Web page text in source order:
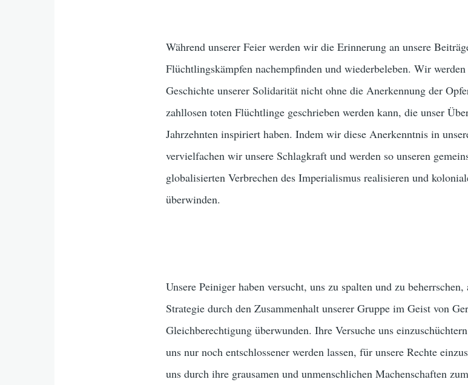
Während unserer Feier werden wir die Erinnerung an unsere
Flüchtlingskämpfen nachempfinden und wiederbeleben. Wir
Geschichte unserer Solidarität nicht ohne die Anerkennung der
zahllosen toten Flüchtlinge geschrieben werden kann, die unser
Jahrzehnten inspiriert haben. Indem wir diese Anerkenntnis in
vervielfachen wir unsere Schlagkraft und werden so unseren
globalisierten Verbrechen des Imperialismus realisieren und
überwinden.
Unsere Peiniger haben versucht, uns zu spalten und zu
Strategie durch den Zusammenhalt unserer Gruppe im Geist von
Gleichberechtigung überwunden. Ihre Versuche uns
uns nur noch entschlossener werden lassen, für unsere Rechte
uns durch ihre grausamen und unmenschlichen Machenschaften